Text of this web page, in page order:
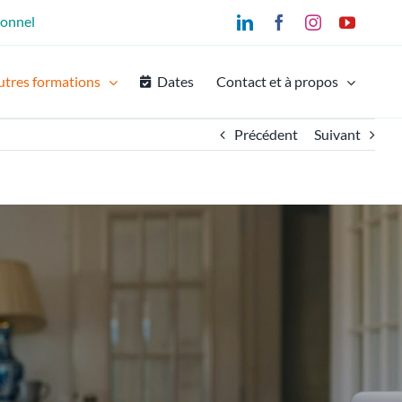
LinkedInFacebookInstagram
formations Dates Contact et à propos
Précédent Suivant